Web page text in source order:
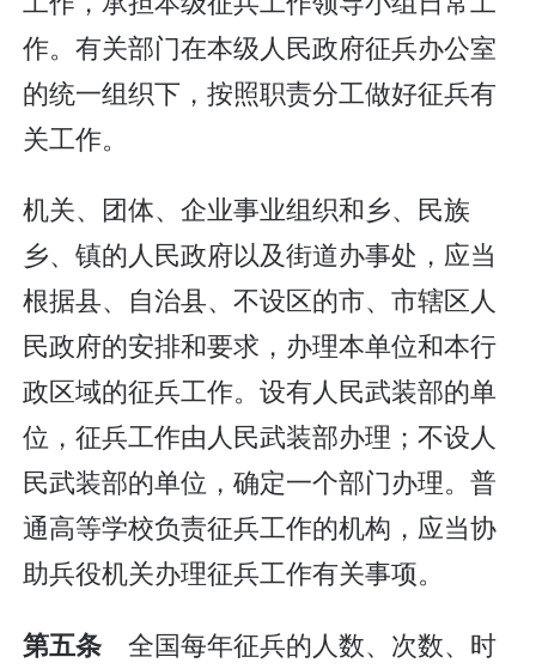
作。有关部门在本级人民政府征兵办公室
的统一组织下，按照职责分工做好征兵有
关工作。
机关、团体、企业事业组织和乡、民族
乡、镇的人民政府以及街道办事处，应当
根据县、自治县、不设区的市、市辖区人
民政府的安排和要求，办理本单位和本行
政区域的征兵工作。设有人民武装部的单
位，征兵工作由人民武装部办理；不设人
民武装部的单位，确定一个部门办理。普
通高等学校负责征兵工作的机构，应当协
助兵役机关办理征兵工作有关事项。
第五条 全国每年征兵的人数、次数、时